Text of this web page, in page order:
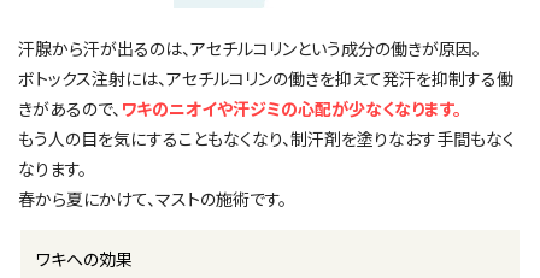
汗腺から汗が出るのは、アセチルコリンという成分の働きが原因。
ボトックス注射には、アセチルコリンの働きを抑えて発汗を抑制する働
きがあるので、 ワキのニオイや汗ジミの心配が少なくなります。
もう人の目を気にすることもなくなり、制汗剤を塗りなおす手間もなく
なります。
春から夏にかけて、マストの施術です。
ワキへの効果